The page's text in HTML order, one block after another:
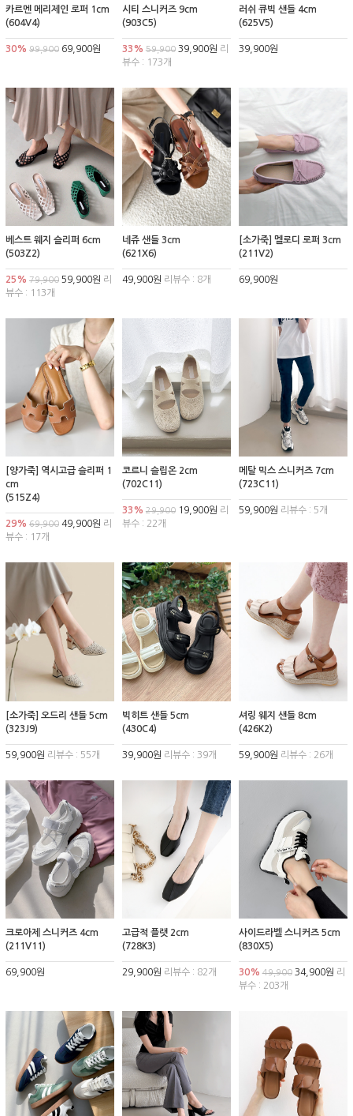
카르멘 메리제인 로퍼 1cm
(604V4)
30% 99,900 69,900원
시티 스니커즈 9cm
(903C5)
33% 59,90039,900원 리
뷰수 : 173개
러쉬 큐빅 샌들 4cm
(625V5)
39,900원
베스트 웨지 슬리퍼 6cm
(503Z2)
25% 79,900 59,900원 리
뷰수 : 113개
네쥬 샌들 3cm
(621X6)
49,900원 리뷰수 : 8개
[소가죽] 멜로디 로퍼 3cm
(211V2)
69,900원
[양가죽] 역시고급 슬리퍼 1
cm
(515Z4)
29% 69,900 49,900원 리
뷰수 : 17개
코르니 슬립온 2cm
(702C11)
33% 29,90019,900원 리
뷰수 : 22개
메탈 믹스 스니커즈 7cm
(723C11)
59,900원 리뷰수 : 5개
[소가죽] 오드리 샌들 5cm
(323J9)
59,900원 리뷰수 : 55개
빅히트 샌들 5cm
(430C4)
39,900원 리뷰수 : 39개
셔링 웨지 샌들 8cm
(426K2)
59,900원 리뷰수 : 26개
크로아제 스니커즈 4cm
(211V11)
69,900원
고급적 플랫 2cm
(728K3)
29,900원 리뷰수 : 82개
사이드라벨 스니커즈 5cm
(830X5)
30% 49,90034,900원 리
뷰수 : 203개